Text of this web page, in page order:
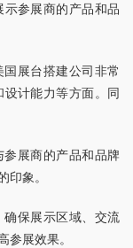
参展商的产品和品
展台搭建公司非常
计能力等方面。同
展商的产品和品牌
印象。
保展示区域、交流
参展效果。